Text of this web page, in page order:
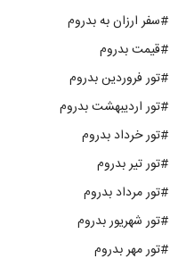
#سفر ارزان به بدروم
#قیمت بدروم
#تور فروردین بدروم
#تور اردیبهشت بدروم
#تور خرداد بدروم
#تور تیر بدروم
#تور مرداد بدروم
#تور شهریور بدروم
#تور مهر بدروم